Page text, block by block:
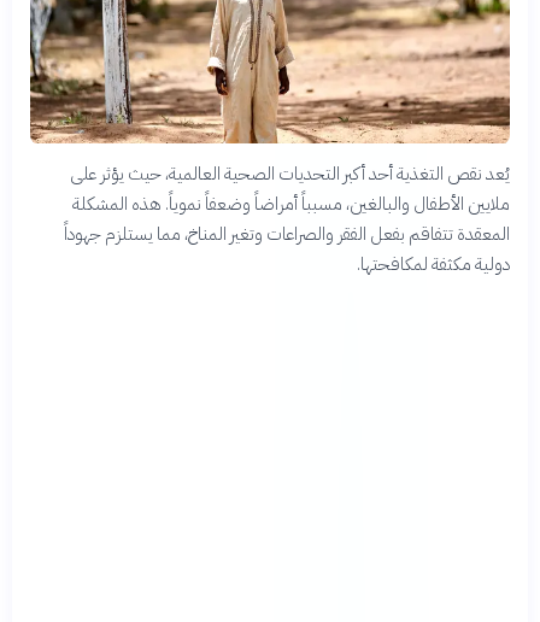
يُعد نقص التغذية أحد أكبر التحديات الصحية العالمية، حيث يؤثر على
ملايين الأطفال والبالغين، مسبباً أمراضاً وضعفاً نموياً. هذه المشكلة
المعقدة تتفاقم بفعل الفقر والصراعات وتغير المناخ، مما يستلزم جهوداً
دولية مكثفة لمكافحتها.